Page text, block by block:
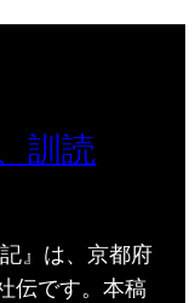
訓読
』は、京都府
伝です。本稿